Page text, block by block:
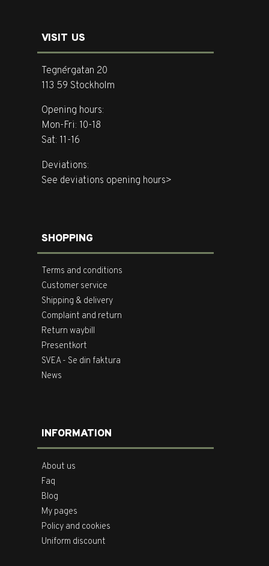
VISIT US
Tegnérgatan 20
113 59 Stockholm
Opening hours:
Mon-Fri: 10-18
Sat: 11-16
Deviations:
See deviations opening hours>
SHOPPING
Terms and conditions
Customer service
Shipping & delivery
Complaint and return
Return waybill
Presentkort
SVEA - Se din faktura
News
INFORMATION
About us
Faq
Blog
My pages
Policy and cookies
Uniform discount